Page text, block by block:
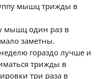
мышц трижды в
мышц один раз в
заметны.
гораздо лучше и
трижды в
три раза в